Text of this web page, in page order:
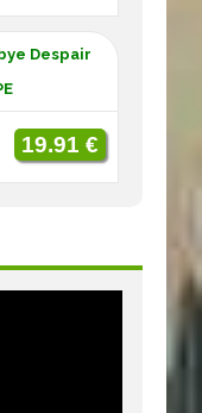
Despair
19.91 €